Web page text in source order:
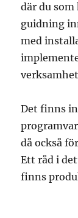
där du
guidning
med
Det finns
då också
Ett råd i
finns